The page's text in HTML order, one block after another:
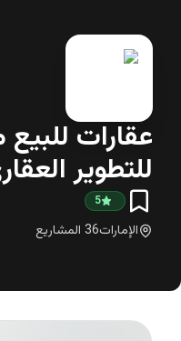
للتطوير
5
الإمارات36 المشاريع